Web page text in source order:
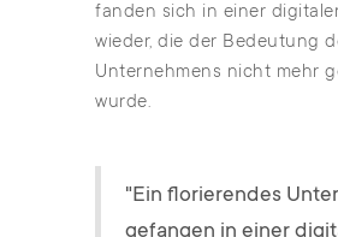
fanden sich in einer
wieder, die der Bedeutung
Unternehmens nicht mehr
wurde.
"Ein florierendes
gefangen in einer